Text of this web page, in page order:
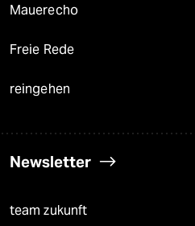
Mauerecho
Freie Rede
reingehen
Newsletter
team zukunft